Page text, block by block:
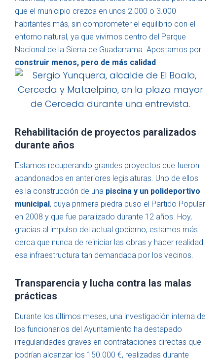
que el municipio crezca en unos 2.000 o 3.000
habitantes más, sin comprometer el equilibrio con el
entorno natural, ya que vivimos dentro del Parque
Nacional de la Sierra de Guadarrama. Apostamos por
construir menos, pero de más calidad
Rehabilitación de proyectos paralizados
durante años
Estamos recuperando grandes proyectos que fueron
abandonados en anteriores legislaturas. Uno de ellos
es la construcción de una piscina y un polideportivo
municipal, cuya primera piedra puso el Partido Popular
en 2008 y que fue paralizado durante 12 años. Hoy,
gracias al impulso del actual gobierno, estamos más
cerca que nunca de reiniciar las obras y hacer realidad
esa infraestructura tan demandada por los vecinos.
Transparencia y lucha contra las malas
prácticas
Durante los últimos meses, una investigación interna de
los funcionarios del Ayuntamiento ha destapado
irregularidades graves en contrataciones directas que
podrían alcanzar los 150.000 €, realizadas durante